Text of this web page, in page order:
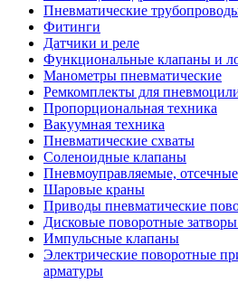
Пневматические
Фитинги
Датчики и реле
Функциональные клапаны и
Манометры пневматические
Ремкомплекты для
Пропорциональная техника
Вакуумная техника
Пневматические схваты
Соленоидные клапаны
Пневмоуправляемые,
Шаровые краны
Приводы пневматические
Дисковые поворотные
Импульсные клапаны
Электрические поворотные
арматуры